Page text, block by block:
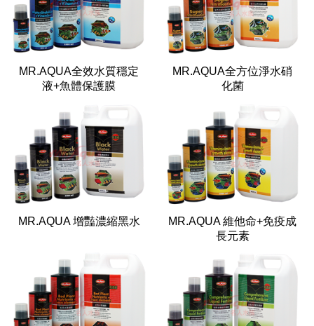
MR.AQUA全效水質穩定
液+魚體保護膜
MR.AQUA全方位淨水硝
化菌
MR.AQUA 增豔濃縮黑水
MR.AQUA 維他命+免疫成
長元素